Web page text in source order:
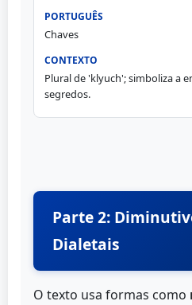
Chaves
Plural de 'klyuch'; simboliza a
segredos.
Parte 2:
Dialetais
O texto usa formas como